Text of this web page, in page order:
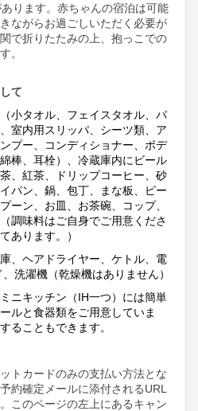
あります。赤ちゃんの宿泊は可能
ながらお過ごしいただく必要が
で折りたたみの上、抱っこでの
。
て
小タオル、フェイスタオル、バ
室内用スリッパ、シーツ類、ア
プー、コンディショナー、ボデ
棒、耳栓）、冷蔵庫内にビール
、紅茶、ドリップコーヒー、砂
パン、鍋、包丁、まな板、ピー
ーン、お皿、お茶碗、コップ、
調味料はご自身でご用意くださ
あります。）
、ヘアドライヤー、ケトル、電
洗濯機（乾燥機はありません）
ニキッチン（IH一つ）には簡単
ルと食器類をご用意していま
ることもできます。
トカードのみの支払い方法とな
約確定メールに添付されるURL
このページの左上にあるキャン